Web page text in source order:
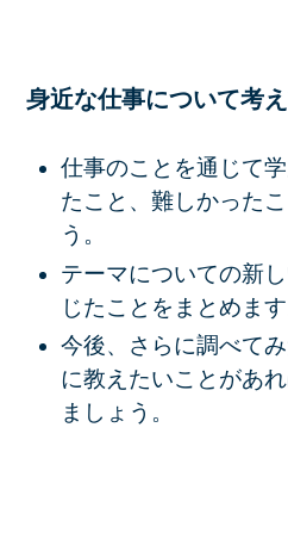
身近な仕事について考
仕事のことを通じて
たこと、難しかった
う。
テーマについての新
じたことをまとめます
今後、さらに調べて
に教えたいことがあ
ましょう。